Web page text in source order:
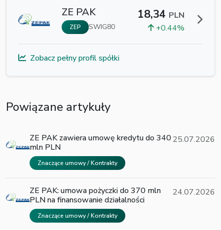
ZE PAK
ZEP SWIG80
18,34 PLN
+0.44%
Zobacz pełny profil spółki
Powiązane artykuły
ZE PAK zawiera umowę kredytu do 340
mln PLN
Znaczące umowy / Kontrakty
25.07.2026
ZE PAK: umowa pożyczki do 370 mln
PLN na finansowanie działalności
Znaczące umowy / Kontrakty
24.07.2026